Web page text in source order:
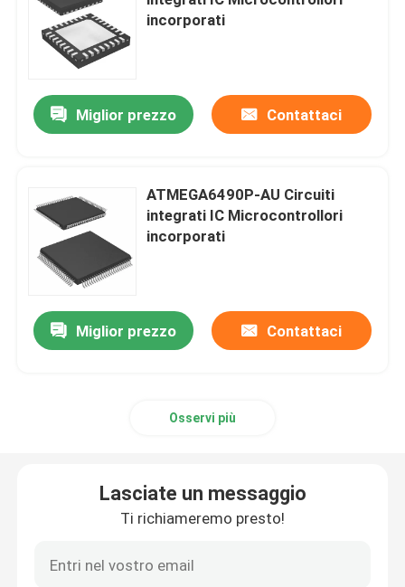
Circuito integrato del TI
Circuito integrato della st
Chip di NXP IC
Chip di ATMEL
Chip di IC del transistor
Condensatori dei componenti elettronici
Scheda madre del server
incorporati
Miglior prezzo Contattaci
ATMEGA6490P-AU Circuiti
integrati IC Microcontrollori
incorporati
Miglior prezzo Contattaci
Osservi più
Lasciate un messaggio
Ti richiameremo presto!